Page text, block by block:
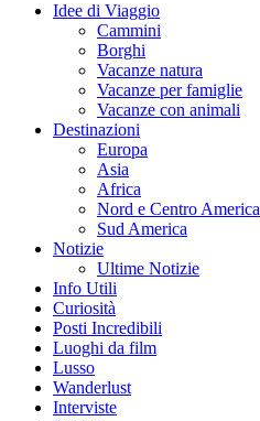
Idee di Viaggio
Cammini
Borghi
Vacanze natura
Vacanze per famiglie
Vacanze con animali
Destinazioni
Europa
Asia
Africa
Nord e Centro America
Sud America
Notizie
Ultime Notizie
Info Utili
Curiosità
Posti Incredibili
Luoghi da film
Lusso
Wanderlust
Interviste